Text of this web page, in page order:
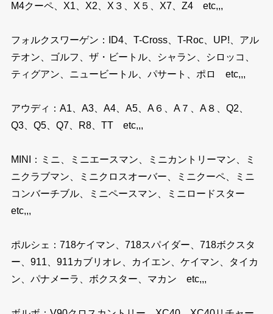
M4クーペ、X1、X2、X３、X５、X7、Z4 etc,,,
フォルクスワーゲン：ID4、T-Cross、T-Roc、UP!、アル
テオン、ゴルフ、ザ・ビートル、シャラン、シロッコ、
ティグアン、ニュービートル、パサート、ポロ etc,,,
アウディ：A1、A3、A4、A5、A６、A７、A８、Q2、
Q3、Q5、Q7、R8、TT etc,,,
MINI：ミニ、ミニエースマン、ミニカントリーマン、ミ
ニクラブマン、ミニクロスオーバー、ミニクーペ、ミニ
コンバーチブル、ミニペースマン、ミニロードスター
etc,,,
ポルシェ：718ケイマン、718スパイダー、718ボクスタ
ー、911、911カブリオレ、カイエン、ケイマン、タイカ
ン、パナメーラ、ボクスター、マカン etc,,,